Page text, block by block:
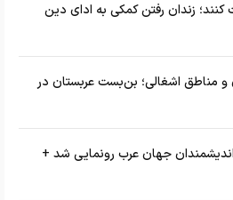
کنند؛ زندان رفتن کمکی به ادای دین
و مناطق اشغالی؛ بن‌بست عربستان در
جهان عرب رونمایی شد +